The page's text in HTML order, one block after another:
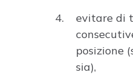
evitare di
posizione
sia),